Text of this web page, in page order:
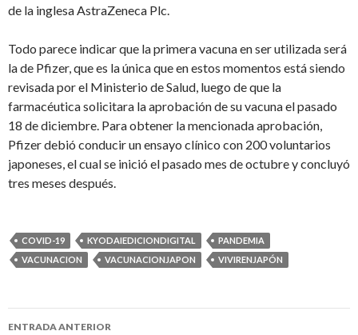
de la inglesa AstraZeneca Plc.
Todo parece indicar que la primera vacuna en ser utilizada será
la de Pfizer, que es la única que en estos momentos está siendo
revisada por el Ministerio de Salud, luego de que la
farmacéutica solicitara la aprobación de su vacuna el pasado
18 de diciembre. Para obtener la mencionada aprobación,
Pfizer debió conducir un ensayo clínico con 200 voluntarios
japoneses, el cual se inició el pasado mes de octubre y concluyó
tres meses después.
COVID-19 KYODAIEDICIONDIGITAL
PANDEMIA
VACUNACION
VACUNACIONJAPON VIVIRENJAPÓN
Navegación
ENTRADA ANTERIOR